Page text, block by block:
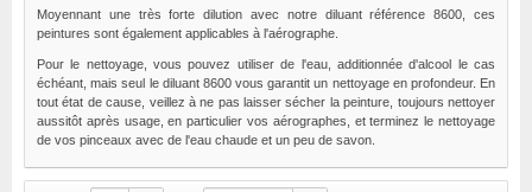
Moyennant une très forte dilution avec notre diluant référence 8600, ces
peintures sont également applicables à l'aérographe.
Pour le nettoyage, vous pouvez utiliser de l'eau, additionnée d'alcool le cas
échéant, mais seul le diluant 8600 vous garantit un nettoyage en profondeur. En
tout état de cause, veillez à ne pas laisser sécher la peinture, toujours nettoyer
aussitôt après usage, en particulier vos aérographes , et terminez le nettoyage
de vos pinceaux avec de l'eau chaude et un peu de savon.